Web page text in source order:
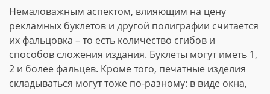
Немаловажным аспектом, влияющим на цену
рекламных буклетов и другой полиграфии считается
их фальцовка – то есть количество сгибов и
способов сложения издания. Буклеты могут иметь 1,
2 и более фальцев. Кроме того, печатные изделия
складываться могут тоже по-разному: в виде окна,